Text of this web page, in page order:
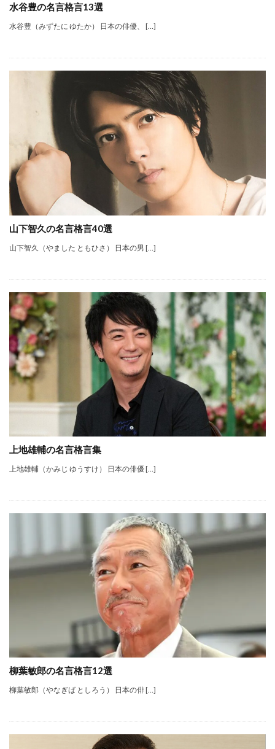
水谷豊の名言格言13選
水谷豊（みずたに ゆたか） 日本の俳優、 […]
山下智久の名言格言40選
山下智久（やました ともひさ） 日本の男 […]
上地雄輔の名言格言集
上地雄輔（かみじ ゆうすけ） 日本の俳優 […]
柳葉敏郎の名言格言12選
柳葉敏郎（やなぎば としろう） 日本の俳 […]